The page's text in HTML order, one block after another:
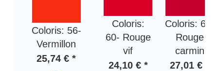
Coloris: 56-
Vermillon
25,74 € *
Coloris:
60- Rouge
vif
24,10 € *
Coloris: 61-
Rouge
carmin
27,01 € *